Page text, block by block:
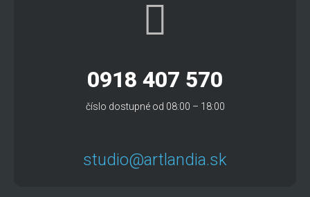
0918 407 570
číslo dostupné od 08:00 – 18:00
studio@artlandia.sk